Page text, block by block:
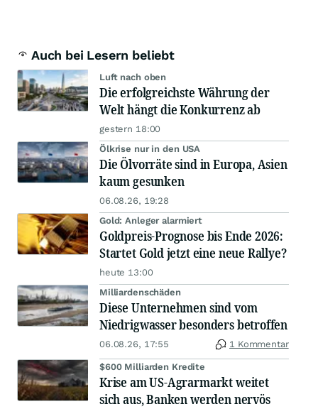
Auch bei Lesern beliebt
Luft nach oben
Die erfolgreichste Währung der
Welt hängt die Konkurrenz ab
gestern 18:00
Ölkrise nur in den USA
Die Ölvorräte sind in Europa, Asien
kaum gesunken
06.08.26, 19:28
Gold: Anleger alarmiert
Goldpreis-Prognose bis Ende 2026:
Startet Gold jetzt eine neue Rallye?
heute 13:00
Milliardenschäden
Diese Unternehmen sind vom
Niedrigwasser besonders betroffen
06.08.26, 17:55 1 Kommentar
$600 Milliarden Kredite
Krise am US-Agrarmarkt weitet
sich aus, Banken werden nervös